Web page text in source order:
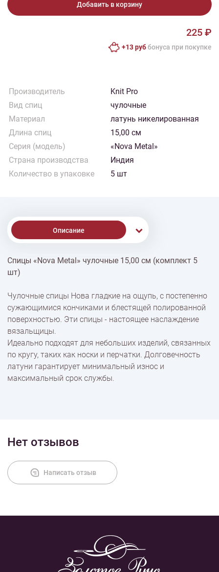
Добавить в корзину
225 ₽
+13 руббонусa при покупке
Производитель
Knit Pro
Вид спиц
чулочные
Материал
латунь никелированная
Длина спиц
15,00 см
Серия (модель)
«Nova Metal»
Страна производства
Индия
Количество в упаковке
5 шт
Описание
% Скидки
Доставка
Спицы «Nova Metal» чулочные 15,00 см (комплект 5
шт)
Чулочные спицы Нова гладкие на ощупь, с постепенно
сужающимися кончиками и блестящей полированной
поверхностью. Эти спицы - настоящее наслаждение
вязальщицы.
Идеально подходят для небольших изделий, связанных
по кругу, таких как носки и перчатки. Долговечность
латуни гарантирует минимальный износ и
максимальный срок службы.
Нет отзывов
Написать отзыв